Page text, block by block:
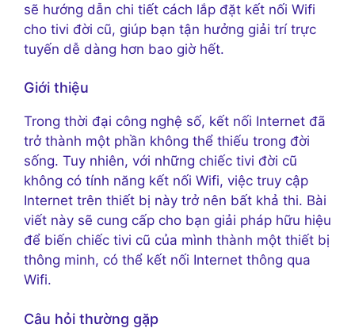
sẽ hướng dẫn chi tiết cách lắp đặt kết nối Wifi
cho tivi đời cũ, giúp bạn tận hưởng giải trí trực
tuyến dễ dàng hơn bao giờ hết.
Giới thiệu
Trong thời đại công nghệ số, kết nối Internet đã
trở thành một phần không thể thiếu trong đời
sống. Tuy nhiên, với những chiếc tivi đời cũ
không có tính năng kết nối Wifi, việc truy cập
Internet trên thiết bị này trở nên bất khả thi. Bài
viết này sẽ cung cấp cho bạn giải pháp hữu hiệu
để biến chiếc tivi cũ của mình thành một thiết bị
thông minh, có thể kết nối Internet thông qua
Wifi.
Câu hỏi thường gặp